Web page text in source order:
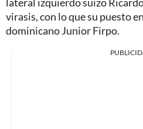
virasis, con lo que su puesto
dominicano Junior Firpo.